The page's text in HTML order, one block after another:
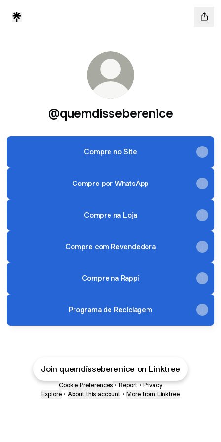
@quemdisseberenice
Compre no Site
Compre por WhatsApp
Compre na Loja
Compre com Revendedora
Compre na Rappi
Programa de Reciclagem
Join quemdisseberenice on Linktree
Cookie Preferences • Report • Privacy
Explore • About this account • More from Linktree